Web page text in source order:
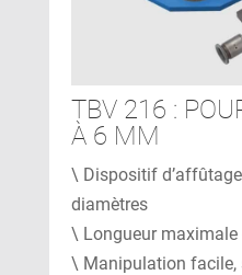
TBV 216 :
À 6 MM
\ Dispositif
diamètres
\ Longueur maximale
\ Manipulation facile,